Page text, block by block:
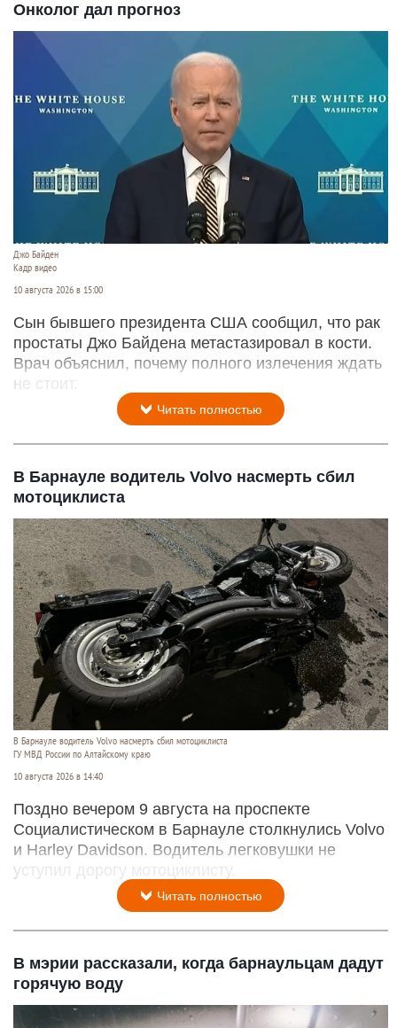
Онколог дал прогноз
Джо Байден
Кадр видео
10 августа 2026 в 15:00
Сын бывшего президента США сообщил, что рак
простаты Джо Байдена метастазировал в кости.
Врач объяснил, почему полного излечения ждать
не стоит.
Читать полностью
В Барнауле водитель Volvo насмерть сбил
мотоциклиста
В Барнауле водитель Volvo насмерть сбил мотоциклиста
ГУ МВД России по Алтайскому краю
10 августа 2026 в 14:40
Поздно вечером 9 августа на проспекте
Социалистическом в Барнауле столкнулись Volvo
и Harley Davidson. Водитель легковушки не
уступил дорогу мотоциклисту.
Читать полностью
В мэрии рассказали, когда барнаульцам дадут
горячую воду